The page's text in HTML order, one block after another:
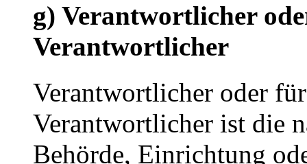
g) Verantwortlicher
Verantwortlicher
Verantwortlicher oder
Verantwortlicher ist die
Behörde, Einrichtung